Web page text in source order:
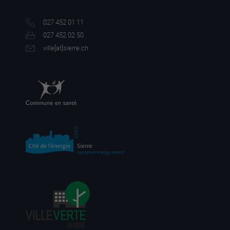
027 452 01 11
027 452 02 50
ville[at]sierre.ch